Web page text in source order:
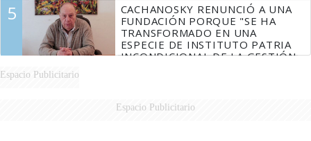
5
CACHANOSKY RENUNCIÓ A UNA
FUNDACIÓN PORQUE "SE HA
TRANSFORMADO EN UNA
ESPECIE DE INSTITUTO PATRIA
INCONDICIONAL DE LA GESTIÓN
Espacio Publicitario
Espacio Publicitario